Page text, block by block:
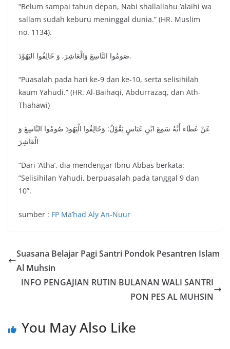
“Belum sampai tahun depan, Nabi shallallahu ’alaihi wa
sallam sudah keburu meninggal dunia.” (HR. Muslim
no. 1134).
صَومُوا التَّاسِعَ وَالْعَاشِرَ, وَ خَالِفُوا اليَهُوْدَ.
“Puasalah pada hari ke-9 dan ke-10, serta selisihilah
kaum Yahudi.” (HR. Al-Baihaqi, Abdurrazaq, dan Ath-
Thahawi)
عَنْ عَطَاء أَنَّهُ سَمِعَ ابْنِ عَبَاسٍ يَقُوْلُ: وَخَالِفُوا الْيَهُودَ صُومُوا التَّاسِعَ وَ
الْعَاشِرَ
“Dari ‘Atha’, dia mendengar Ibnu Abbas berkata:
”Selisihilan Yahudi, berpuasalah pada tanggal 9 dan
10”.
sumber : FP Ma’had Aly An-Nuur
Suasana Belajar Pagi Santri Pondok Pesantren Islam
Al Muhsin
INFO PENGAJIAN RUTIN BULANAN WALI SANTRI
PON PES AL MUHSIN
You May Also Like